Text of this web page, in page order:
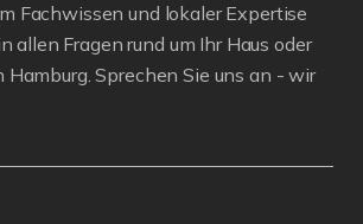
Fachwissen und lokaler Expertise
allen Fragen rund um Ihr Haus oder
Hamburg. Sprechen Sie uns an - wir